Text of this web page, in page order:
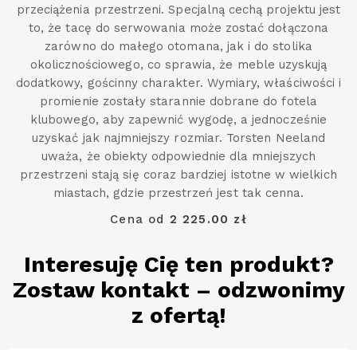
przeciążenia przestrzeni. Specjalną cechą projektu jest
to, że tacę do serwowania może zostać dołączona
zarówno do małego otomana, jak i do stolika
okolicznościowego, co sprawia, że meble uzyskują
dodatkowy, gościnny charakter. Wymiary, właściwości i
promienie zostały starannie dobrane do fotela
klubowego, aby zapewnić wygodę, a jednocześnie
uzyskać jak najmniejszy rozmiar. Torsten Neeland
uważa, że obiekty odpowiednie dla mniejszych
przestrzeni stają się coraz bardziej istotne w wielkich
miastach, gdzie przestrzeń jest tak cenna.
Cena od 2 225.00 zł
Interesuję Cię ten produkt?
Zostaw kontakt – odzwonimy
z ofertą!